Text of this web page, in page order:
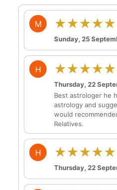
M ★★★★★
Sunday, 25
H ★★★★★
Thursday, 22
Best astrologer he
astrology and
would
Relatives.
H ★★★★★
Thursday, 22